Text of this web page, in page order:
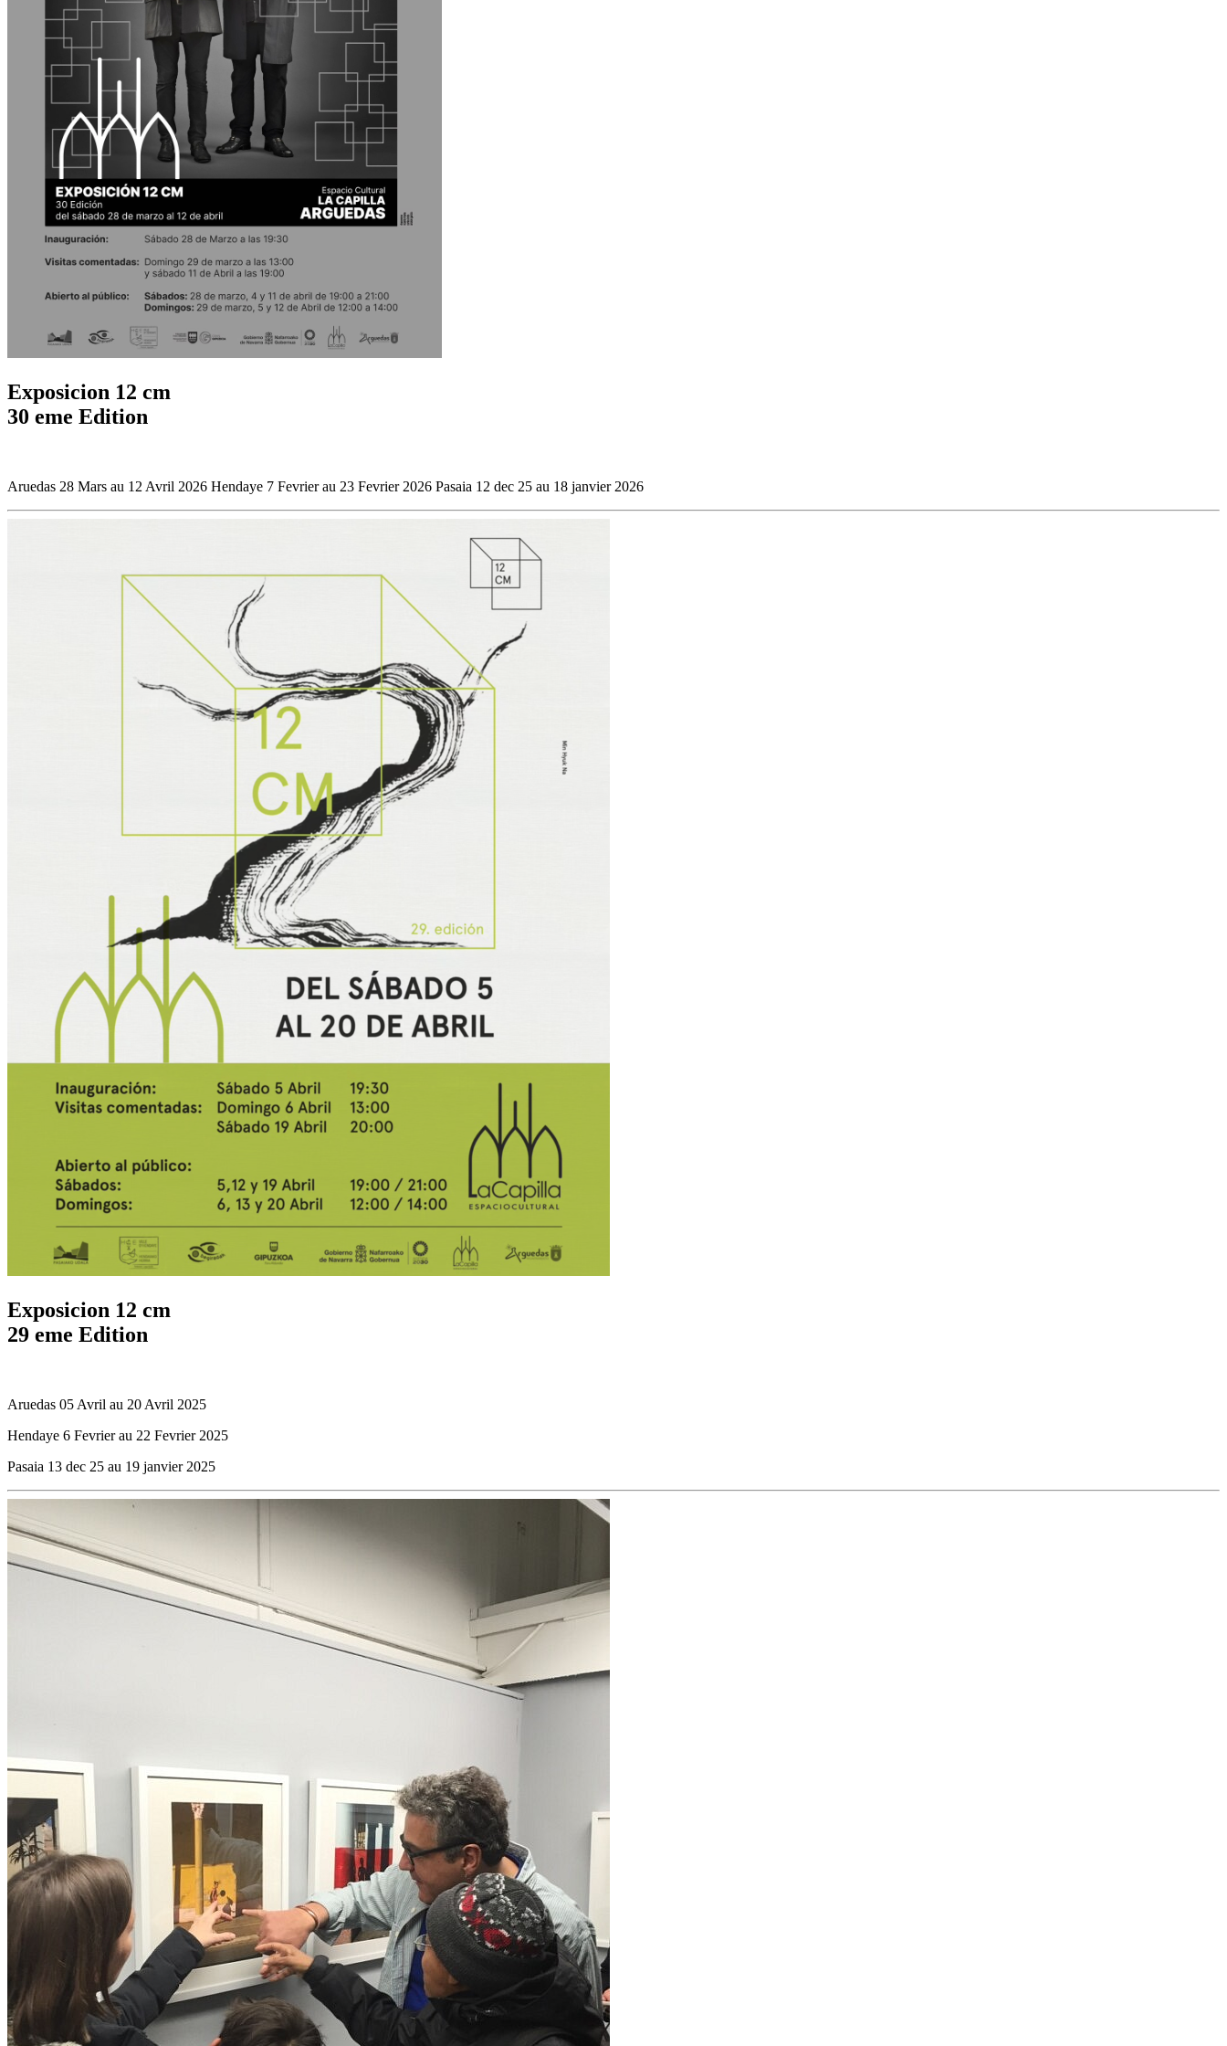
Exposicion 12 cm
30 eme Edition
Aruedas 28 Mars au 12 Avril 2026 Hendaye 7 Fevrier au 23 Fevrier 2026 Pasaia 12 dec 25 au 18 janvier 2026
Exposicion 12 cm
29 eme Edition
Aruedas 05 Avril au 20 Avril 2025
Hendaye 6 Fevrier au 22 Fevrier 2025
Pasaia 13 dec 25 au 19 janvier 2025